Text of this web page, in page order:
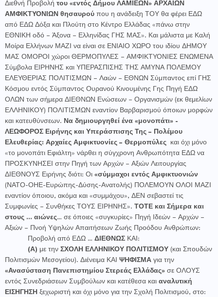
Διεθνή Προβολή του «εντός Δήμου ΛΑΜΙΕΩΝ» ΑΡΧΑΙΩΝ
ΑΜΦΙΚΤΥΟΝΙΩΝ θησαυρού που η ανάδειξη ΤΟΥ θα φέρει ΕΔΩ
από ΕΔΩ Δόξα και Πλούτη στο Κέντρο Ελλάδας «πάνω στην
ΕΘΝΙΚΗ οδό – Άξονα – Ελληνίδας ΓΗΣ ΜΑΣ». Και μάλιστα με Καλή
Μοίρα Ελλήνων ΜΑΖΙ να είναι σε ΕΝΙΑΙΟ ΧΩΡΟ του ιδίου ΔΗΜΟΥ
ΜΑΣ ΟΜΟΡΟΙ χώροι ΘΕΡΜΟΠΥΛΕΣ – ΑΜΦΙΚΤΥΟΝΙΕΣ ΕΝΩΜΕΝΑ
Σύμβολα ΕΙΡΗΝΗΣ και ΥΠΕΡΑΣΠΙΣΗΣ ΤΗΣ ΑΜΥΝΑ ΠΟΛΕΜΟΥ
ΕΛΕΥΘΕΡΙΑΣ ΠΟΛΙΤΙΣΜΩΝ – Λαών – ΕΘΝΩΝ Σύμπαντος επί ΓΗΣ
Κόσμου εντός Σύμπαντος Ουρανού Κινουμένης Γης Πηγή ΕΔΩ
ΟΛΩΝ των σήμερα ΔΙΕΘΝΩΝ Ενώσεων – Οργανισμών (εκ θεμελίων
ΕΛΛΗΝΙΚΟΥ) ΠΟΛΙΤΙΣΜΩΝ εναντίον Βαρβαρισμού όποιων μορφών
και κατευθύνσεων. Να δημιουργηθεί ένα «μονοπάτι» -
ΛΕΩΦΟΡΟΣ Ειρήνης και Υπεράσπισης Της – Πολέμου
Ελευθερίας: Αρχαίες Αμφικτυονίες – Θερμοπύλες
και όχι μόνο
«το μονοπάτι Εφιάλτη» νάρθει η σύγχρονη Ανθρωπότητα ΕΔΩ να
ΠΡΟΣΚΥΝΗΣΕΙ στην Πηγή των Αρχών – Αξιών Λειτουργίας
ΔΙΕΘΝΟΥΣ Ειρήνης διότι: Οι «σύμμαχοι εντός Αμφικτυονιών
(ΝΑΤΟ-ΟΗΕ-Ευρώπης-Δύσης-Ανατολής) ΠΟΛΕΜΟΥΝ ΟΛΟΙ ΜΑΖΙ
εναντίον όποιου, ακόμα και «συμμάχου», ΔΕΝ σεβαστεί τις
Συμφωνίες – Συνθήκες ΤΟΥΣ ΕΙΡΗΝΗΣ».
ΤΟΤΕ και Σήμερα και
στους … αιώνες… σε όποιες «συγκυρίες» Πηγή Ιδεών – Αρχών –
Αξιών – Πνοή Υψηλών Απαιτήσεων Ζωής Προόδου Ανθρώπων:
Προβολή από ΕΔΩ …ΔΙΕΘΝΩΣ ΚΑΙ:
(Α) με τηνΣΧΟΛΗ ΕΛΛΗΝΙΚΟΥ ΠΟΛΙΤΙΣΜΟΥ (και Σπουδών
Πολιτισμών Μεσογείου). Διένειμα ΚΑΙ ΨΗΦΙΣΜΑ για την
«Ανασύσταση Πανεπιστημίου Στερεάς Ελλάδας» σε ΟΛΟΥΣ
εντός Συνεδριάσεων Συμβούλων και κατέθεσα και αναλυτική
ΕΙΣΗΓΗΣΗ ξεχωριστή και όχι μόνο για την Σχολή Πολιτισμού, στο: